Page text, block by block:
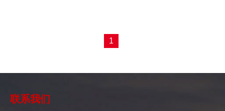
1
联系我们